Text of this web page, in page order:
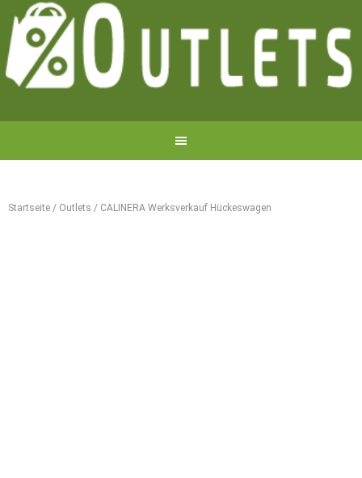
Startseite / Outlets / CALINERA Werksverkauf Hückeswagen